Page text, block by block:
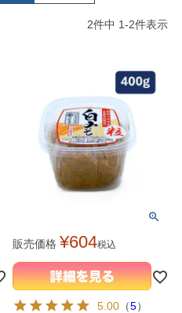
2件中 1-2件表示
販売価格 ¥604税込
5.00 （5）